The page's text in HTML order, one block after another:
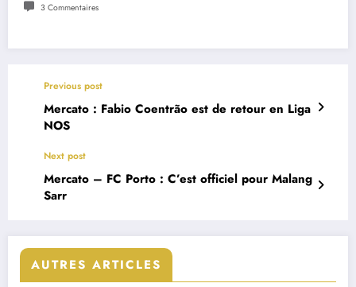
3 Commentaires
Previous post
Mercato : Fabio Coentrão est de retour en Liga
NOS
Next post
Mercato – FC Porto : C’est officiel pour Malang
Sarr
AUTRES ARTICLES